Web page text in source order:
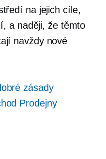
na jejich cíle,
a naději, že těmto
navždy nové
zásady
Prodejny